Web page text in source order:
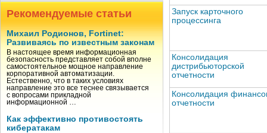
Рекомендуемые статьи
Михаил Родионов, Fortinet:
Развиваясь по известным законам
В настоящее время информационная
безопасность представляет собой вполне
самостоятельное мощное направление
корпоративной автоматизации.
Естественно, что в таких условиях
направление это все теснее связывается
с вопросами прикладной
информационной …
Как эффективно противостоять
кибератакам
Запуск карточного
процессинга
Консолидация
дистрибьюторской
отчетности
Консолидация
отчетности